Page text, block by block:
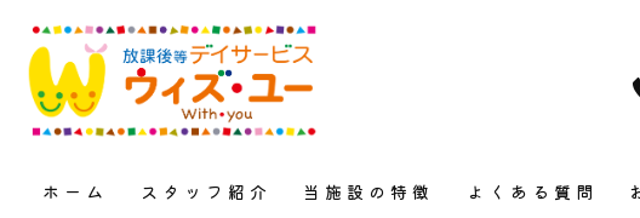
ホーム スタッフ紹介 当施設の特徴 よくある質問